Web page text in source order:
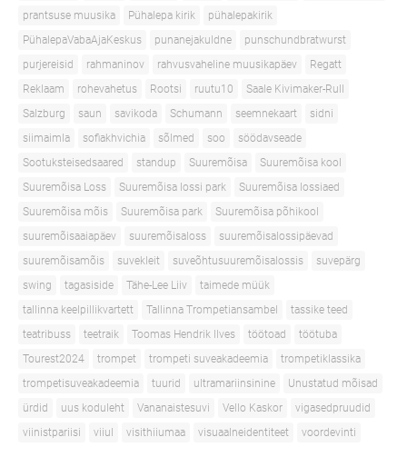
prantsuse muusika
Pühalepa kirik
pühalepakirik
PühalepaVabaAjaKeskus
punanejakuldne
punschundbratwurst
purjereisid
rahmaninov rahvusvaheline muusikapäev
Regatt
Reklaam
rohevahetus Rootsi ruutu10
Saale Kivimaker-Rull
Salzburg
saun savikoda Schumann seemnekaart
sidni
siimaimla
sofiakhvichia sõlmed soo
söödavseade
Sootuksteisedsaared
standup Suuremõisa
Suuremõisa kool
Suuremõisa Loss
Suuremõisa lossi park
Suuremõisa lossiaed
Suuremõisa mõis
Suuremõisa park
Suuremõisa põhikool
suuremõisaaiapäev
suuremõisaloss
suuremõisalossipäevad
suuremõisamõis
suvekleit suveõhtusuuremõisalossis
suvepärg
swing
tagasiside Tähe-Lee Liiv
taimede müük
tallinna keelpillikvartett
Tallinna Trompetiansambel
tassike teed
teatribuss
teetraik Toomas Hendrik Ilves töötoad
töötuba
Tourest2024
trompet trompeti suveakadeemia
trompetiklassika
trompetisuveakadeemia
tuurid ultramariinsinine
Unustatud mõisad
ürdid
uus koduleht Vananaistesuvi Vello Kaskor
vigasedpruudid
viinistpariisi
viiul visithiiumaa visuaalneidentiteet voordevinti